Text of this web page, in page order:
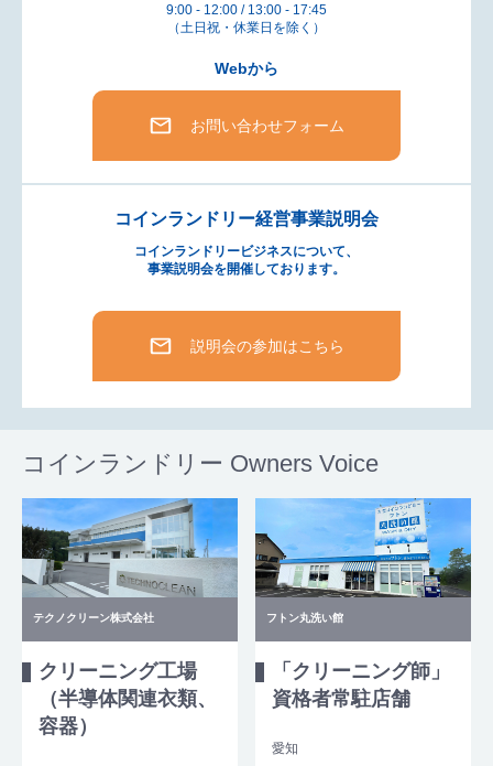
9:00 - 12:00 / 13:00 - 17:45
（土日祝・休業日を除く）
Webから
お問い合わせフォーム
コインランドリー経営事業説明会
コインランドリービジネスについて、
事業説明会を開催しております。
説明会の参加はこちら
コインランドリー Owners Voice
テクノクリーン株式会社
クリーニング工場
（半導体関連衣類、
容器）
フトン丸洗い館
「クリーニング師」
資格者常駐店舗
愛知